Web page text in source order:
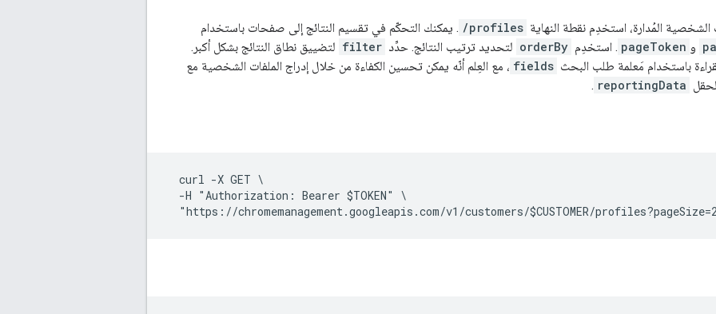
الشخصية المُدارة، استخدِم نقطة النهاية /profiles . يمكنك التحكّم في تقسيم النتائج إلى صفحات باستخدام
و pageToken . استخدِم orderBy لتحديد ترتيب النتائج. حدِّد filter لتضييق نطاق النتائج بشكل أكبر.
باستخدام مَعلمة طلب البحث fields ، مع العِلم أنّه يمكن تحسين الكفاءة من خلال إدراج الملفات الشخصية مع
reportingData
.
  curl -X GET \
  -H "Authorization: Bearer $TOKEN" \